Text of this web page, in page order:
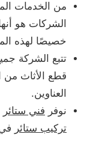
من الخدمات
الشركات هو
خصيصًا لهذه
تتبع الشركة
قطع الأثاث من
العناوين.
نوفر فني ستائر
تركيب ستائر